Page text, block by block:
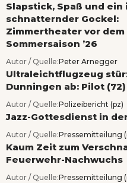
Slapstick, Spaß und
schnatternder Gockel:
Zimmertheater vor dem
Sommersaison ’26
Autor / Quelle:Peter Arnegger
Ultraleichtflugzeug
Dunningen ab: Pilot
Autor / Quelle:Polizeibericht (pz)
Jazz-Gottesdienst in
Autor / Quelle:Pressemitteilung
Kaum Zeit zum
Feuerwehr-Nachwuchs
Autor / Quelle:Pressemitteilung